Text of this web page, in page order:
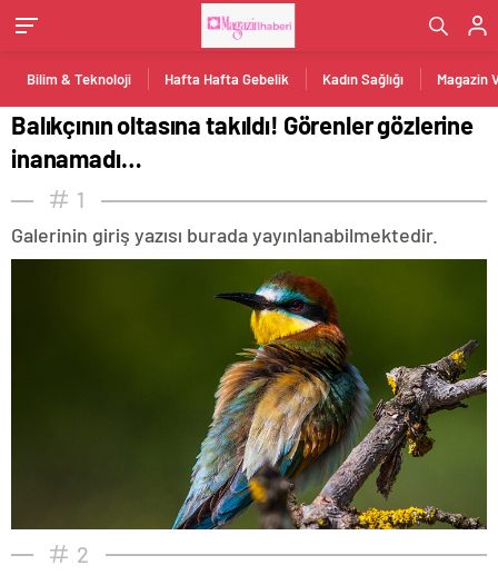
Bilim & Teknoloji Hafta Hafta Gebelik Kadın Sağlığı Magazin
Balıkçının oltasına takıldı! Görenler gözlerine
inanamadı…
1
Galerinin giriş yazısı burada yayınlanabilmektedir.
2